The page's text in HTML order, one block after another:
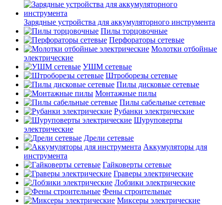
Зарядные устройства для аккумуляторного инструмента
Пилы торцовочные
Перфораторы сетевые
Молотки отбойные
электрические
УШМ сетевые
Штроборезы сетевые
Пилы дисковые сетевые
Монтажные пилы
Пилы сабельные сетевые
Рубанки электрические
Шуруповерты
электрические
Дрели сетевые
Аккумуляторы для
инструмента
Гайковерты сетевые
Граверы электрические
Лобзики электрические
Фены строительные
Миксеры электрические